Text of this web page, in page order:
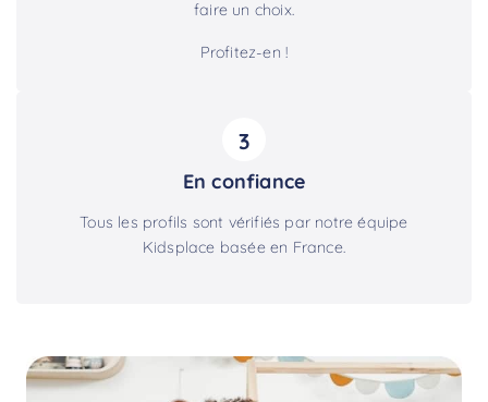
faire un choix.
Profitez-en !
3
En confiance
Tous les profils sont vérifiés par notre équipe
Kidsplace basée en France.